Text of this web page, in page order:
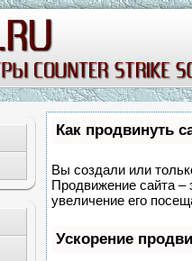
Как продвинуть
Вы создали или
Продвижение сайта –
увеличение его
Ускорение